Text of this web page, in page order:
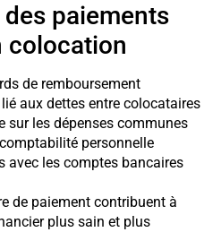
paiements
colocation
de remboursement
aux dettes entre colocataires
sur les dépenses communes
personnelle
avec les comptes bancaires
de paiement contribuent à
plus sain et plus